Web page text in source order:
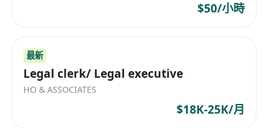
$50/小時
最新
Legal clerk/ Legal executive
HO & ASSOCIATES
$18K-25K/月